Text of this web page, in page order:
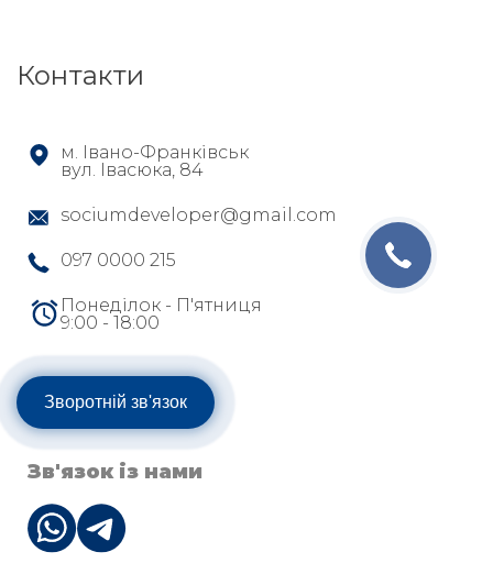
Контакти
м. Івано-Франківськ
вул. Івасюка, 84
sociumdeveloper@gmail.com
097 0000 215
Понеділок - П'ятниця
9:00 - 18:00
Зворотній зв'язок
Зв'язок із нами